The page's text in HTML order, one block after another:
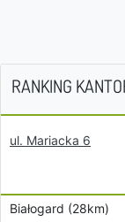
RANKING
ul. Mariacka 6
Białogard (28km)